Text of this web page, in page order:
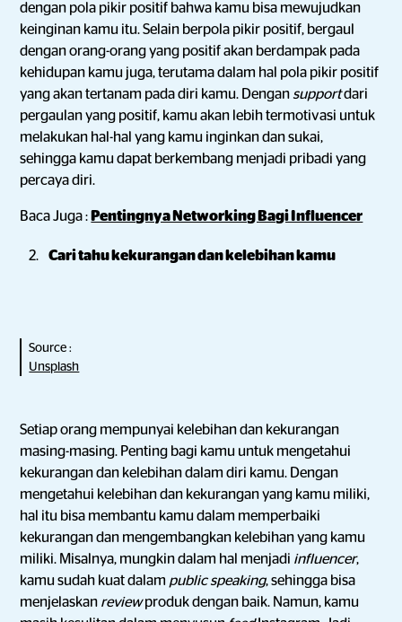
dengan pola pikir positif bahwa kamu bisa mewujudkan
keinginan kamu itu. Selain berpola pikir positif, bergaul
dengan orang-orang yang positif akan berdampak pada
kehidupan kamu juga, terutama dalam hal pola pikir positif
yang akan tertanam pada diri kamu. Dengan supportdari
pergaulan yang positif, kamu akan lebih termotivasi untuk
melakukan hal-hal yang kamu inginkan dan sukai,
sehingga kamu dapat berkembang menjadi pribadi yang
percaya diri.
Baca Juga : Pentingnya Networking Bagi Influencer
Cari tahu kekurangan dan kelebihan kamu
Source :
Unsplash
Setiap orang mempunyai kelebihan dan kekurangan
masing-masing. Penting bagi kamu untuk mengetahui
kekurangan dan kelebihan dalam diri kamu. Dengan
mengetahui kelebihan dan kekurangan yang kamu miliki,
hal itu bisa membantu kamu dalam memperbaiki
kekurangan dan mengembangkan kelebihan yang kamu
miliki. Misalnya, mungkin dalam hal menjadi influencer,
kamu sudah kuat dalam public speaking, sehingga bisa
menjelaskan reviewproduk dengan baik. Namun, kamu